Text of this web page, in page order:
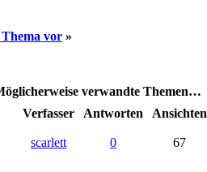
vor »
verwandte Themen…
Verfasser Antworten Ansichten
scarlett 0 67